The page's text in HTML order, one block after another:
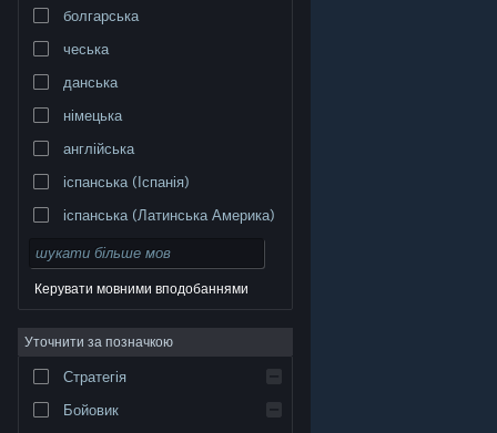
© Valve Corporation. Усі права захищено. Усі
Юридична інформація
підписника Steam
cookie
болгарська
чеська
данська
німецька
англійська
іспанська (Іспанія)
іспанська (Латинська Америка)
Керувати мовними вподобаннями
Уточнити за позначкою
Стратегія
Бойовик